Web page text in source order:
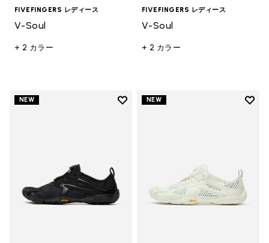
FIVEFINGERS レディース
V-Soul
+ 2 カラー
FIVEFINGERS レディース
V-Soul
+ 2 カラー
NEW
Add to wishlist
NEW
Add